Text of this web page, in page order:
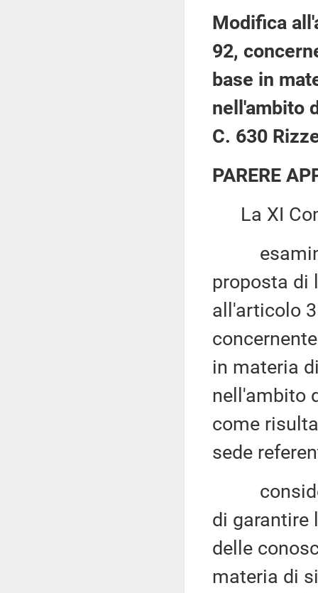
Modifica
92,
base in
nell'ambito
C. 630
PARERE
La XI
proposta di
all'articolo
in materia
nell'ambito
come
sede
di garantire
delle
materia di